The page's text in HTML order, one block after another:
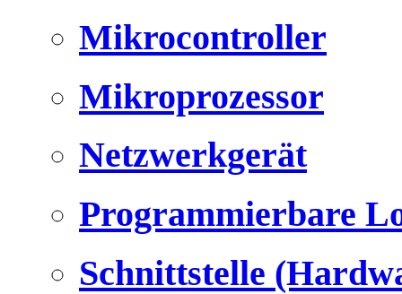
Mikrocontroller
Mikroprozessor
Netzwerkgerät
Programmierbare
Schnittstelle